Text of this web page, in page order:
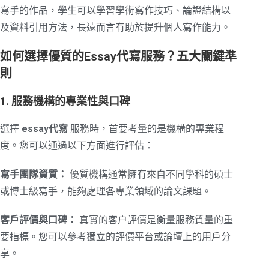
寫手的作品，學生可以學習學術寫作技巧、論證結構以
及資料引用方法，長遠而言有助於提升個人寫作能力。
如何選擇優質的Essay代寫服務？五大關鍵準
則
1. 服務機構的專業性與口碑
選擇 essay代寫 服務時，首要考量的是機構的專業程
度。您可以通過以下方面進行評估：
寫手團隊資質： 優質機構通常擁有來自不同學科的碩士
或博士級寫手，能夠處理各專業領域的論文課題。
客戶評價與口碑： 真實的客户評價是衡量服務質量的重
要指標。您可以參考獨立的評價平台或論壇上的用戶分
享。